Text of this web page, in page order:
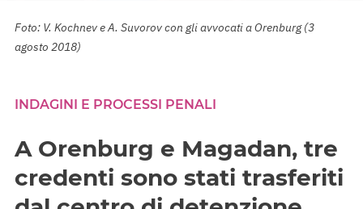
Foto: V. Kochnev e A. Suvorov con gli avvocati a Orenburg (3
agosto 2018)
INDAGINI E PROCESSI PENALI
A Orenburg e Magadan, tre
credenti sono stati trasferiti